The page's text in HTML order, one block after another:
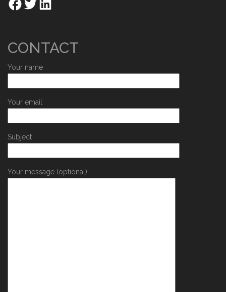
CONTACT
Your name
Your email
Subject
Your message (optional)